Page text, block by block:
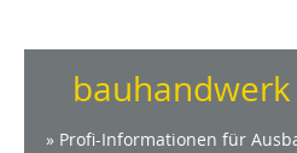
» Profi-Informationen für